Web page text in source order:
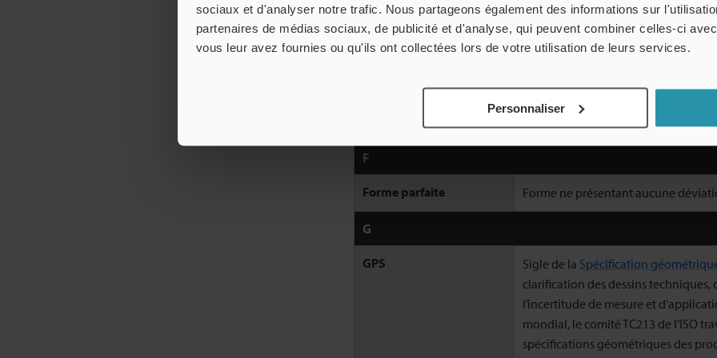
sociaux et d'analyser notre trafic. Nous partageons également des informations sur
partenaires de médias sociaux, de publicité et d'analyse, qui peuvent combiner celles-ci
vous leur avez fournies ou qu'ils ont collectées lors de votre utilisation de leurs services.
Personnaliser
Cadre de tolérance
État virtuel au maximum
État dans lequel le volume créé par
État virtuel au minimum
État dans lequel le volume créé par
tolérance géométrique est le plus
F
Forme parfaite Forme ne présentant aucune
G
GPS Sigle de la Spécification
clarification des dessins
l’incertitude de mesure et
mondial, le comité TC213 de l’ISO
spécifications géométriques des